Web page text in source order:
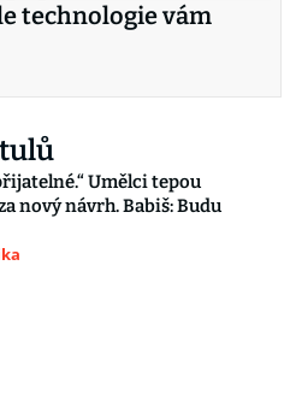
technologie vám
Umělci tepou
nový návrh. Babiš: Budu